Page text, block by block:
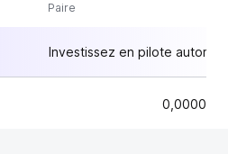
Paire
Investissez en pilote